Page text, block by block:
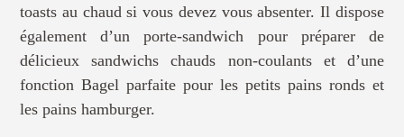
toasts au chaud si vous devez vous absenter. Il dispose
également d’un porte-sandwich pour préparer de
délicieux sandwichs chauds non-coulants et d’une
fonction Bagel parfaite pour les petits pains ronds et
les pains hamburger.